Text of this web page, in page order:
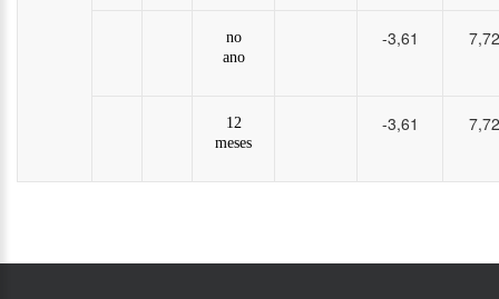
no
ano
-3,61 7,72
12
meses
-3,61 7,72